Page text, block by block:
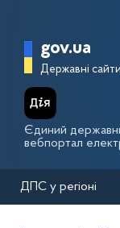
Головна
gov.ua
Державні
Єдиний
вебпортал
ДПС у регіоні